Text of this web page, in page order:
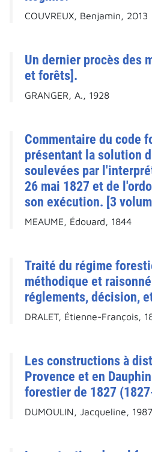
COUVREUX, Benjamin, 2013
Un dernier procès des
et forêts].
GRANGER, A., 1928
Commentaire du code
présentant la solution
soulevées par
26 mai 1827 et de
son exécution. [3
MEAUME, Édouard, 1844
Traité du régime
méthodique et
réglements, décision,
DRALET, Étienne-François,
Les constructions à
Provence et en
forestier de 1827
DUMOULIN, Jacqueline, 1987